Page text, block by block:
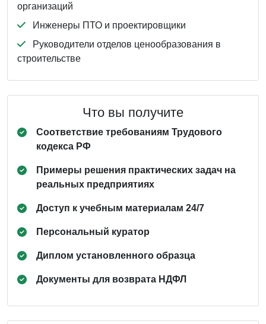
организаций
Инженеры ПТО и проектировщики
Руководители отделов ценообразования в
строительстве
Что вы получите
Соответствие требованиям Трудового
кодекса РФ
Примеры решения практических задач на
реальных предприятиях
Доступ к учебным материалам 24/7
Персональный куратор
Диплом установленного образца
Документы для возврата НДФЛ